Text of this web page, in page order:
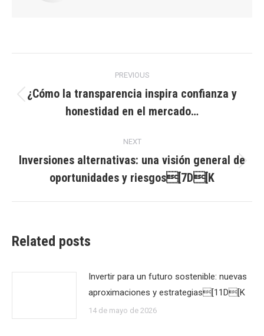
navigation
PREVIOUS
Previous
post:
¿Cómo la transparencia inspira confianza y
honestidad en el mercado…
NEXT
post:
Inversiones alternativas: una visión general de
oportunidades y riesgos[7D[K
Related posts
Invertir para un futuro sostenible: nuevas
aproximaciones y estrategias[11D[K
14 de mayo de 2026